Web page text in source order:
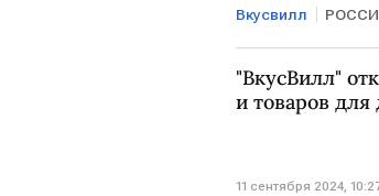
Вкусвилл
"ВкусВилл"
и товаров для
11 сентября 2024,